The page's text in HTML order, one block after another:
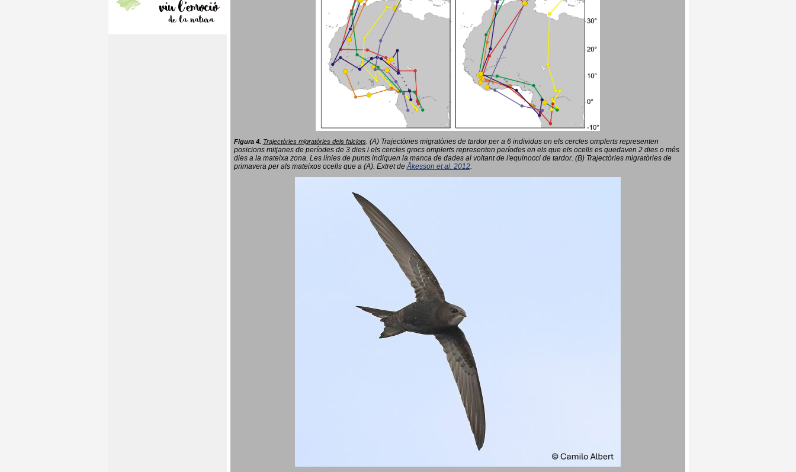
Figura 4. Trajectòries migratòries dels falciots. (A) Trajectòries migratòries de tardor per a 6 individus on els cercles omplerts representen
posicions mitjanes de períodes de 3 dies i els cercles grocs omplerts representen períodes en els que els ocells es quedaven 2 dies o més
dies a la mateixa zona. Les línies de punts indiquen la manca de dades al voltant de l'equinocci de tardor. (B) Trajectòries migratòries de
primavera per als mateixos ocells que a (A). Extret deÅkesson et al. 2012.